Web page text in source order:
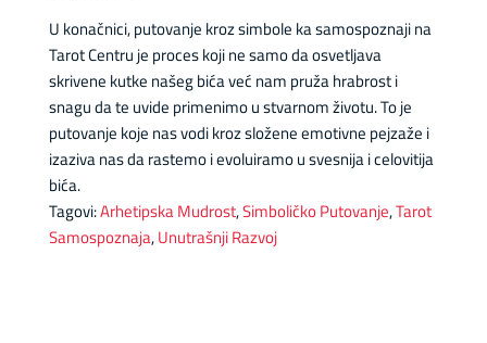
U konačnici, putovanje kroz simbole ka samospoznaji na
Tarot Centru je proces koji ne samo da osvetljava
skrivene kutke našeg bića već nam pruža hrabrost i
snagu da te uvide primenimo u stvarnom životu. To je
putovanje koje nas vodi kroz složene emotivne pejzaže i
izaziva nas da rastemo i evoluiramo u svesnija i celovitija
bića.
Tagovi:Arhetipska Mudrost,Simboličko Putovanje,Tarot
Samospoznaja,Unutrašnji Razvoj